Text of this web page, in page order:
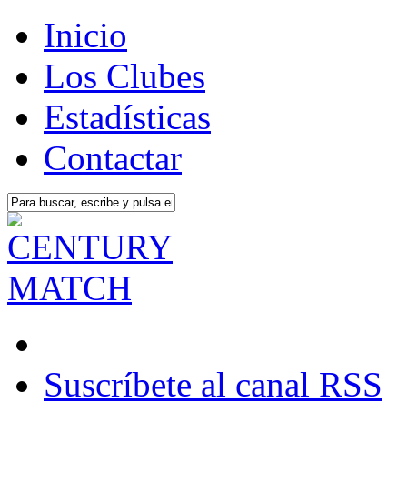
Inicio
Los Clubes
Estadísticas
Contactar
Suscríbete al canal RSS